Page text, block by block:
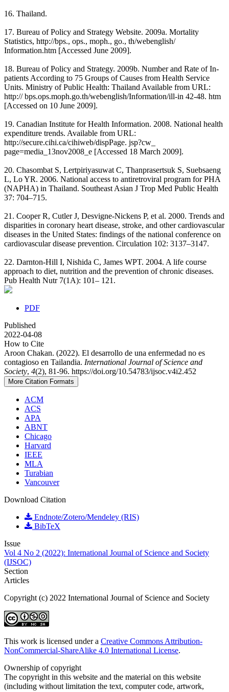
16. Thailand.
17. Bureau of Policy and Strategy Website. 2009a. Mortality
Statistics, http://bps., ops., moph., go., th/webenglish/
Information.htm [Accessed June 2009].
18. Bureau of Policy and Strategy. 2009b. Number and Rate of In-
patients According to 75 Groups of Causes from Health Service
Units. Ministry of Public Health: Thailand Available from URL:
http:// bps.ops.moph.go.th/webenglish/Information/ill-in 42-48. htm
[Accessed on 10 June 2009].
19. Canadian Institute for Health Information. 2008. National health
expenditure trends. Available from URL:
http://secure.cihi.ca/cihiweb/dispPage. jsp?cw_
page=media_13nov2008_e [Accessed 18 March 2009].
20. Chasombat S, Lertpiriyasuwat C, Thanprasertsuk S, Suebsaeng
L, Lo YR. 2006. National access to antiretroviral program for PHA
(NAPHA) in Thailand. Southeast Asian J Trop Med Public Health
37: 704–715.
21. Cooper R, Cutler J, Desvigne-Nickens P, et al. 2000. Trends and
disparities in coronary heart disease, stroke, and other cardiovascular
diseases in the United States: findings of the national conference on
cardiovascular disease prevention. Circulation 102: 3137–3147.
22. Darnton-Hill I, Nishida C, James WPT. 2004. A life course
approach to diet, nutrition and the prevention of chronic diseases.
Pub Health Nutr 7(1A): 101– 121.
PDF
Published
2022-04-08
How to Cite
Aroon Chakan. (2022). El desarrollo de una enfermedad no es
contagioso en Tailandia. International Journal of Science and
Society, 4(2), 81-96. https://doi.org/10.54783/ijsoc.v4i2.452
More Citation Formats
ACM
ACS
APA
ABNT
Chicago
Harvard
IEEE
MLA
Turabian
Vancouver
Download Citation
Endnote/Zotero/Mendeley (RIS)
BibTeX
Issue
Vol 4 No 2 (2022): International Journal of Science and Society
(IJSOC)
Section
Articles
Copyright (c) 2022 International Journal of Science and Society
This work is licensed under a Creative Commons Attribution-
NonCommercial-ShareAlike 4.0 International License.
Ownership of copyright
The copyright in this website and the material on this website
(including without limitation the text, computer code, artwork,